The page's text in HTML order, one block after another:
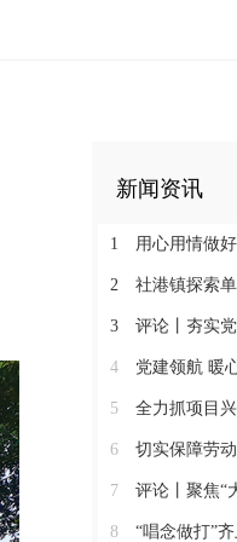
新闻资讯
1 用心用情做好
2 社港镇探索单村供
3 评论丨夯实党建“
4 党建领航 暖心惠
5 全力抓项目兴产业保安
6 切实保障劳
7 评论丨聚焦“大县挑大
8 “唱念做打”